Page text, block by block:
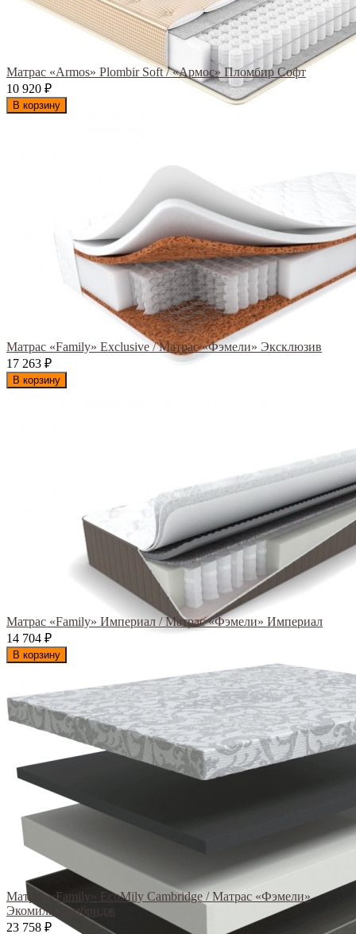
Матрас «Armos» Plombir Soft / «Армос» Пломбир Софт
10 920 ₽
В корзину
Матрас «Family» Exclusive / Матрас «Фэмели» Эксклюзив
17 263 ₽
В корзину
Матрас «Family» Империал / Матрас «Фэмели» Империал
14 704 ₽
В корзину
Матрас «Family» EcoMily Cambridge / Матрас «Фэмели»
Экомили Кембридж
23 758 ₽